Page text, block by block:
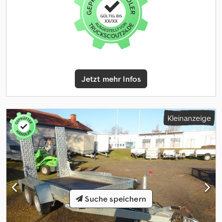
Jetzt mehr Infos
Kleinanzeige
Suche speichern